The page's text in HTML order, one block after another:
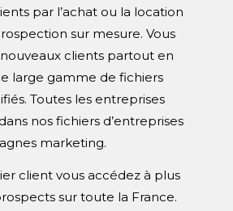
par l’achat ou la location
sur mesure. Vous
clients partout en
large gamme de fichiers
Toutes les entreprises
nos fichiers d’entreprises
marketing.
client vous accédez à plus
sur toute la France.